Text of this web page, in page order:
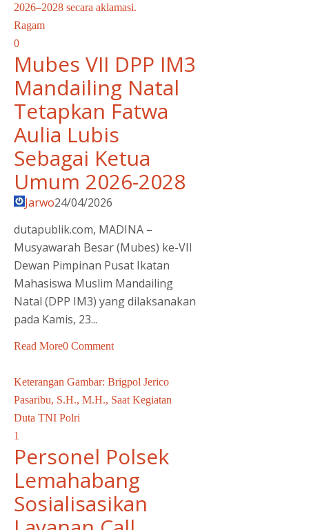
2026–2028 secara aklamasi.
Ragam
0
Mubes VII DPP IM3
Mandailing Natal
Tetapkan Fatwa
Aulia Lubis
Sebagai Ketua
Umum 2026-2028
Jarwo24/04/2026
dutapublik.com, MADINA –
Musyawarah Besar (Mubes) ke-VII
Dewan Pimpinan Pusat Ikatan
Mahasiswa Muslim Mandailing
Natal (DPP IM3) yang dilaksanakan
pada Kamis, 23...
Read More0 Comment
Keterangan Gambar: Brigpol Jerico
Pasaribu, S.H., M.H., Saat Kegiatan
Duta TNI Polri
1
Personel Polsek
Lemahabang
Sosialisasikan